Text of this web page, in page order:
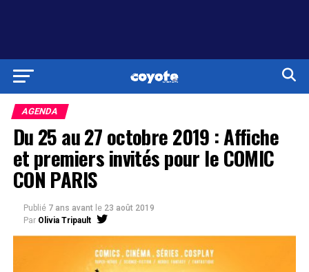
AGENDA
Du 25 au 27 octobre 2019 : Affiche
et premiers invités pour le COMIC
CON PARIS
Publié 7 ans avant le 23 août 2019
Par Olivia Tripault